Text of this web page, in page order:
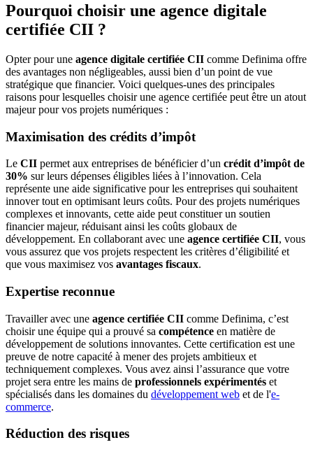
Pourquoi choisir une agence digitale
certifiée CII ?
Opter pour une agence digitale certifiée CII comme Definima offre
des avantages non négligeables, aussi bien d’un point de vue
stratégique que financier. Voici quelques-unes des principales
raisons pour lesquelles choisir une agence certifiée peut être un atout
majeur pour vos projets numériques :
Maximisation des crédits d’impôt
Le CII permet aux entreprises de bénéficier d’un crédit d’impôt de
30% sur leurs dépenses éligibles liées à l’innovation. Cela
représente une aide significative pour les entreprises qui souhaitent
innover tout en optimisant leurs coûts. Pour des projets numériques
complexes et innovants, cette aide peut constituer un soutien
financier majeur, réduisant ainsi les coûts globaux de
développement. En collaborant avec une agence certifiée CII, vous
vous assurez que vos projets respectent les critères d’éligibilité et
que vous maximisez vos avantages fiscaux.
Expertise reconnue
Travailler avec une agence certifiée CII comme Definima, c’est
choisir une équipe qui a prouvé sa compétence en matière de
développement de solutions innovantes. Cette certification est une
preuve de notre capacité à mener des projets ambitieux et
techniquement complexes. Vous avez ainsi l’assurance que votre
projet sera entre les mains de professionnels expérimentés et
spécialisés dans les domaines du développement web et de l'e-
commerce.
Réduction des risques